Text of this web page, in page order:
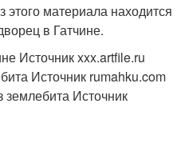
материала находится
в Гатчине.
Источник xxx.artfile.ru
Источник rumahku.com
землебита Источник